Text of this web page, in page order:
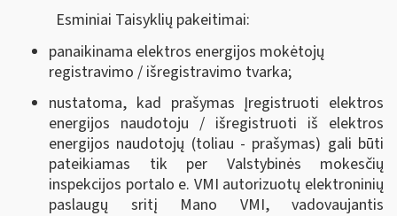
Esminiai Taisyklių pakeitimai:
panaikinama elektros energijos mokėtojų
registravimo / išregistravimo tvarka;
nustatoma, kad prašymas Įregistruoti elektros
energijos naudotoju / išregistruoti iš elektros
energijos naudotojų (toliau - prašymas) gali būti
pateikiamas tik per Valstybinės mokesčių
inspekcijos portalo e. VMI autorizuotų elektroninių
paslaugų sritį Mano VMI, vadovaujantis